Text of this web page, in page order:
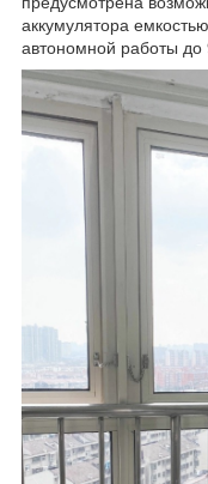
аккумулятора
автономной работы до